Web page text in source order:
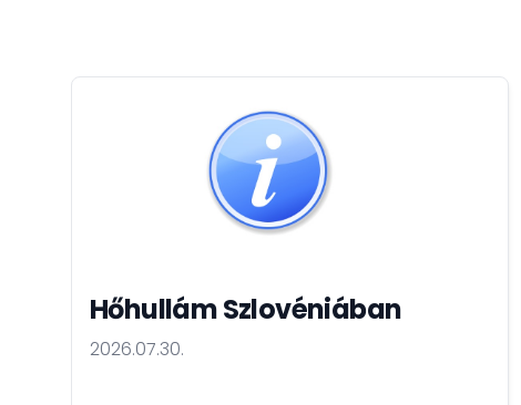
Hőhullám Szlovéniában
2026.07.30.